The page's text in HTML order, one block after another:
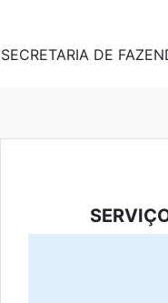
SECRETARIA DE